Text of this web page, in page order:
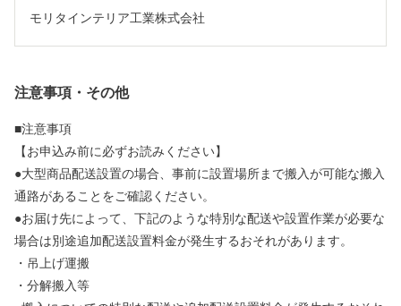
モリタインテリア工業株式会社
注意事項・その他
■注意事項
【お申込み前に必ずお読みください】
●大型商品配送設置の場合、事前に設置場所まで搬入が可能な搬入
通路があることをご確認ください。
●お届け先によって、下記のような特別な配送や設置作業が必要な
場合は別途追加配送設置料金が発生するおそれがあります。
・吊上げ運搬
・分解搬入等